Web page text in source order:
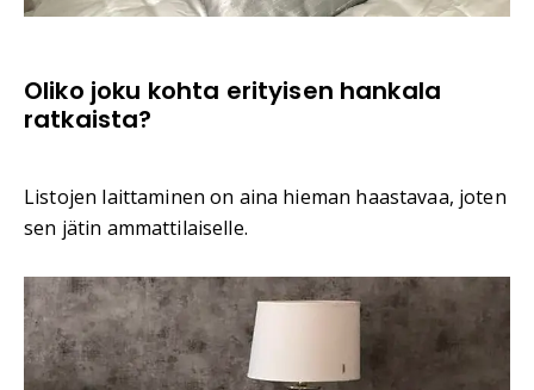
Oliko joku kohta erityisen hankala
ratkaista?
Listojen laittaminen on aina hieman haastavaa, joten
sen jätin ammattilaiselle.